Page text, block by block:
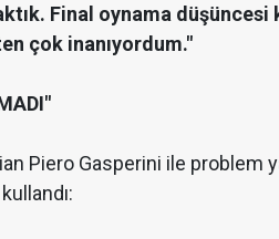
Final oynama düşüncesi
çok inanıyordum."
Piero Gasperini ile problem